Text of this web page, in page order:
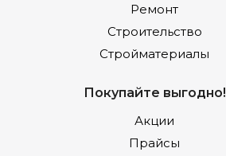
Ремонт
Строительство
Стройматериалы
Покупайте выгодно!
Акции
Прайсы